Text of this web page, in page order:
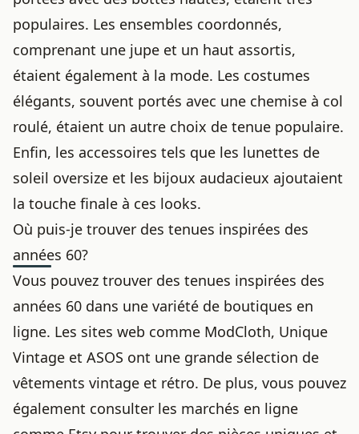
populaires. Les ensembles coordonnés,
comprenant une jupe et un haut assortis,
étaient également à la mode. Les costumes
élégants, souvent portés avec une chemise à col
roulé, étaient un autre choix de tenue populaire.
Enfin, les accessoires tels que les lunettes de
soleil oversize et les bijoux audacieux ajoutaient
la touche finale à ces looks.
Où puis-je trouver des tenues inspirées des
années 60?
Vous pouvez trouver des tenues inspirées des
années 60 dans une variété de boutiques en
ligne. Les sites web comme ModCloth, Unique
Vintage et ASOS ont une grande sélection de
vêtements vintage et rétro. De plus, vous pouvez
également consulter les marchés en ligne